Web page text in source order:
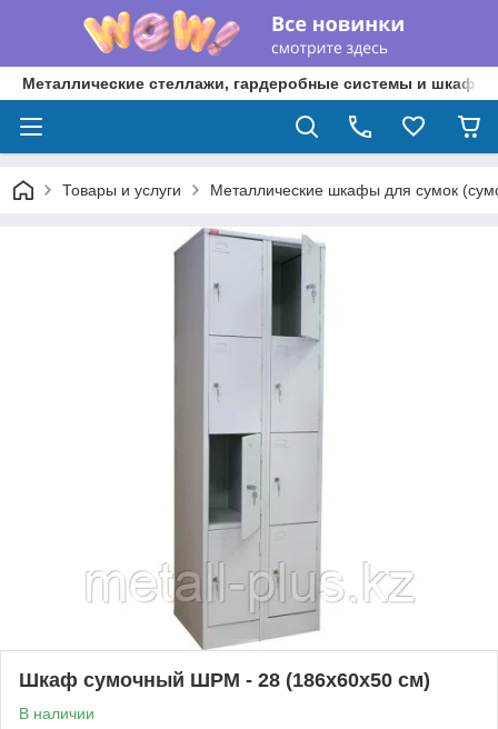
Металлические стеллажи, гардеробные системы и шкафы
Товары и услуги Металлические шкафы для сумок
Шкаф сумочный ШРМ - 28 (186х60х50 см)
В наличии